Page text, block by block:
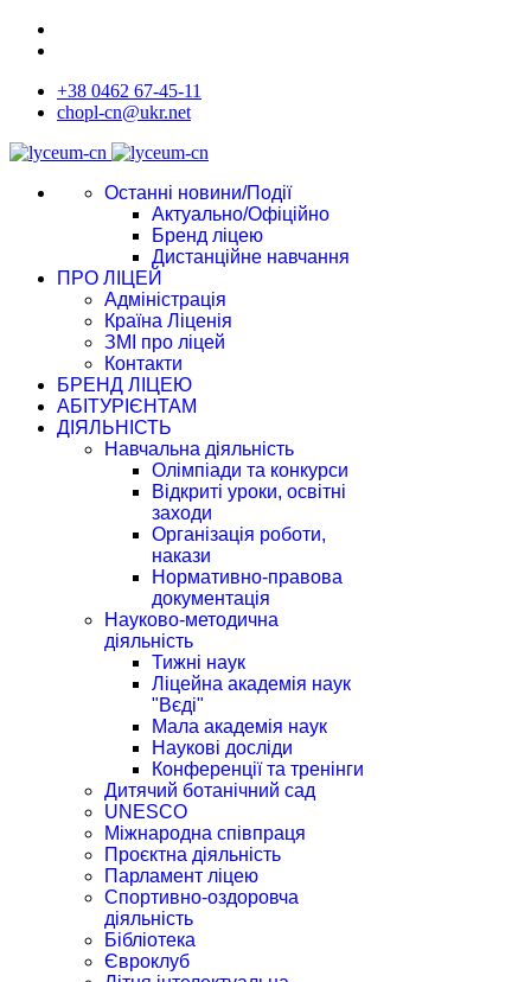
+38 0462 67-45-11
chopl-cn@ukr.net
Останні новини/Події
Актуально/Офіційно
Бренд ліцею
Дистанційне навчання
ПРО ЛІЦЕЙ
Адміністрація
Країна Ліценія
ЗМІ про ліцей
Контакти
БРЕНД ЛІЦЕЮ
АБІТУРІЄНТАМ
ДІЯЛЬНІСТЬ
Навчальна діяльність
Олімпіади та конкурси
Відкриті уроки, освітні
заходи
Організація роботи,
накази
Нормативно-правова
документація
Науково-методична
діяльність
Тижні наук
Ліцейна академія наук
"Вєді"
Мала академія наук
Наукові досліди
Конференції та тренінги
Дитячий ботанічний сад
UNESCO
Міжнародна співпраця
Проєктна діяльність
Парламент ліцею
Спортивно-оздоровча
діяльність
Бібліотека
Євроклуб